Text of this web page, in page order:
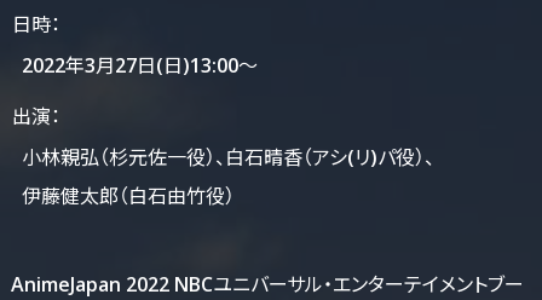
日時：
2022年3月27日(日)13:00～
出演：
小林親弘（杉元佐一役）、白石晴香（アシ(リ)パ役）、
伊藤健太郎（白石由竹役）
AnimeJapan 2022 NBCユニバーサル・エンターテイメントブー